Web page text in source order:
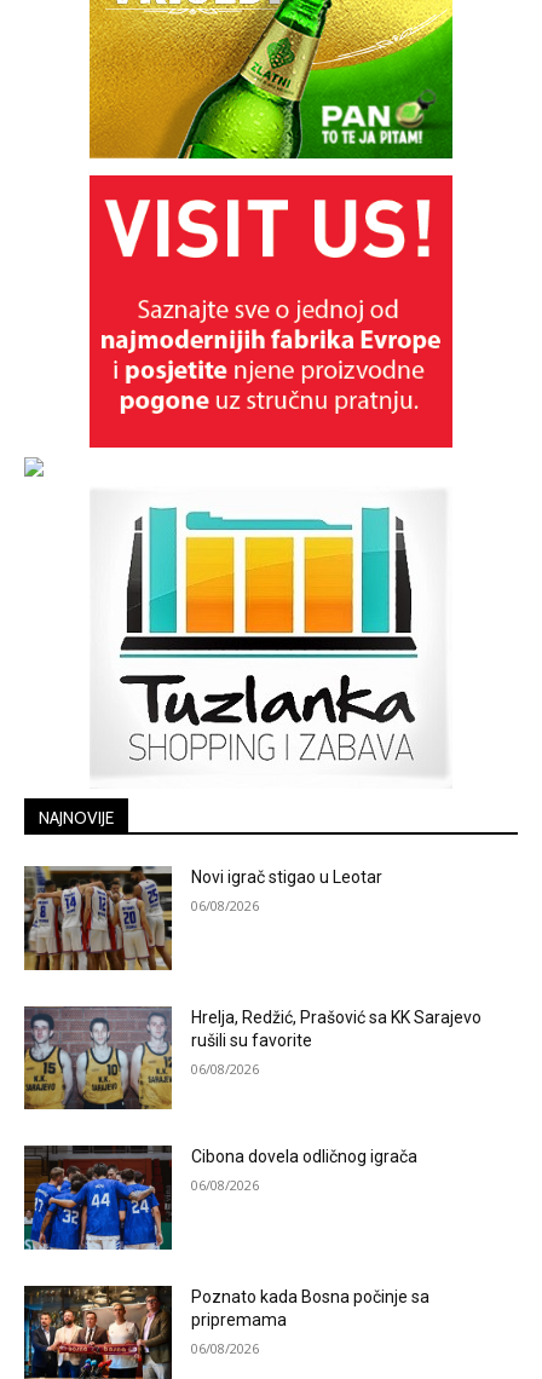
NAJNOVIJE
Novi igrač stigao u Leotar
06/08/2026
Hrelja, Redžić, Prašović sa KK Sarajevo
rušili su favorite
06/08/2026
Cibona dovela odličnog igrača
06/08/2026
Poznato kada Bosna počinje sa
pripremama
06/08/2026